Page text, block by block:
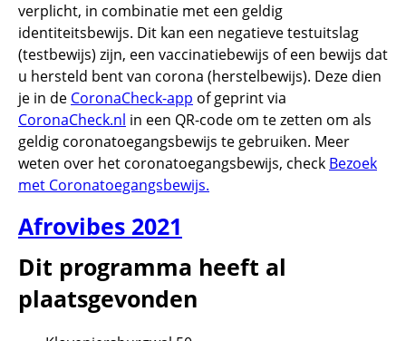
verplicht, in combinatie met een geldig
identiteitsbewijs. Dit kan een negatieve testuitslag
(testbewijs) zijn, een vaccinatiebewijs of een bewijs dat
u hersteld bent van corona (herstelbewijs). Deze dien
je in de CoronaCheck-app of geprint via
CoronaCheck.nl in een QR-code om te zetten om als
geldig coronatoegangsbewijs te gebruiken. Meer
weten over het coronatoegangsbewijs, check Bezoek
met Coronatoegangsbewijs.
Afrovibes 2021
Dit programma heeft al
plaatsgevonden